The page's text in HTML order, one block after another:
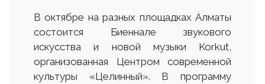
В октябре на разных площадках Алматы
состоится Биеннале звукового
искусства и новой музыки Korkut,
организованная Центром современной
культуры «Целинный». В программу